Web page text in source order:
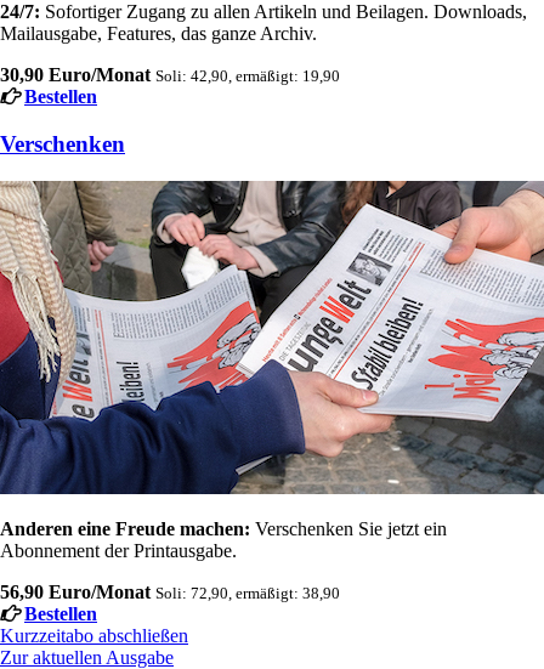
24/7: Sofortiger Zugang zu allen Artikeln und Beilagen. Downloads,
Mailausgabe, Features, das ganze Archiv.
30,90 Euro/Monat Soli: 42,90, ermäßigt: 19,90
Bestellen
Verschenken
Anderen eine Freude machen: Verschenken Sie jetzt ein
Abonnement der Printausgabe.
56,90 Euro/Monat Soli: 72,90, ermäßigt: 38,90
Bestellen
Kurzzeitabo abschließen
Zur aktuellen Ausgabe